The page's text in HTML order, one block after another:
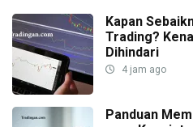
Kapan
Trading?
Dihindari
4 jam ago
Panduan